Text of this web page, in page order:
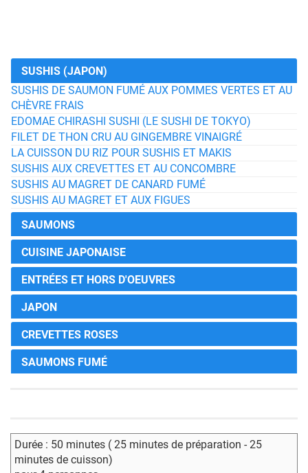
SUSHIS (JAPON)
SUSHIS DE SAUMON FUMÉ AUX POMMES VERTES ET AU
CHÈVRE FRAIS
EDOMAE CHIRASHI SUSHI (LE SUSHI DE TOKYO)
FILET DE THON CRU AU GINGEMBRE VINAIGRÉ
LA CUISSON DU RIZ POUR SUSHIS ET MAKIS
SUSHIS AUX CREVETTES ET AU CONCOMBRE
SUSHIS AU MAGRET DE CANARD FUMÉ
SUSHIS AU MAGRET ET AUX FIGUES
SAUMONS
CUISINE JAPONAISE
ENTRÉES ET HORS D'OEUVRES
JAPON
CREVETTES ROSES
SAUMONS FUMÉ
Durée : 50 minutes ( 25 minutes de préparation - 25
minutes de cuisson)